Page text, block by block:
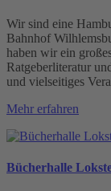
Wir sind eine
Bahnhof
haben wir ein
Ratgeberliteratur
und vielseitiges
Mehr erfahren
Bücherhalle